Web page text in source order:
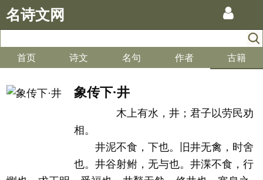
名诗文网
首页 诗文 名句 作者 古籍
象传下·井
木上有水，井；君子以劳民劝
相。
井泥不食，下也。旧井无禽，时舍
也。井谷射鲋，无与也。井渫不食，行